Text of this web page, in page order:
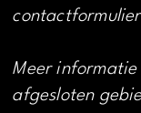
Meer informatie
afgesloten